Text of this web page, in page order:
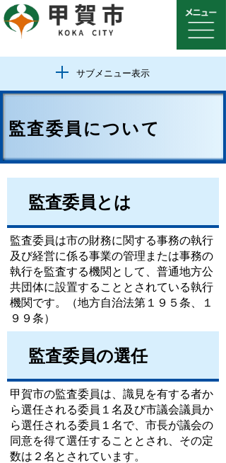
サブメニュー表示
監査委員について
監査委員とは
監査委員は市の財務に関する事務の執行
及び経営に係る事業の管理または事務の
執行を監査する機関として、普通地方公
共団体に設置することとされている執行
機関です。（地方自治法第１９５条、１
９９条）
監査委員の選任
甲賀市の監査委員は、識見を有する者か
ら選任される委員１名及び市議会議員か
ら選任される委員１名で、市長が議会の
同意を得て選任することとされ、その定
数は２名とされています。